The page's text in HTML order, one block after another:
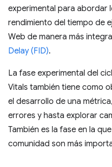
experimental para abordar
rendimiento del tiempo de
Web de manera más
Delay (FID).
La fase experimental del
Vitals también tiene como
el desarrollo de una
errores y hasta explorar
También es la fase en la
comunidad son más